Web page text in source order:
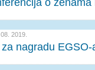
o
2019.
nagradu EGSO-